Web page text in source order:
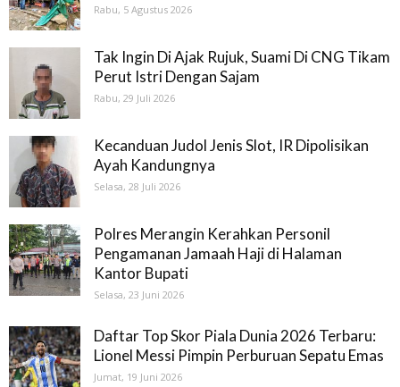
Rabu, 5 Agustus 2026
Tak Ingin Di Ajak Rujuk, Suami Di CNG Tikam
Perut Istri Dengan Sajam
Rabu, 29 Juli 2026
Kecanduan Judol Jenis Slot, IR Dipolisikan
Ayah Kandungnya
Selasa, 28 Juli 2026
Polres Merangin Kerahkan Personil
Pengamanan Jamaah Haji di Halaman
Kantor Bupati
Selasa, 23 Juni 2026
Daftar Top Skor Piala Dunia 2026 Terbaru:
Lionel Messi Pimpin Perburuan Sepatu Emas
Jumat, 19 Juni 2026